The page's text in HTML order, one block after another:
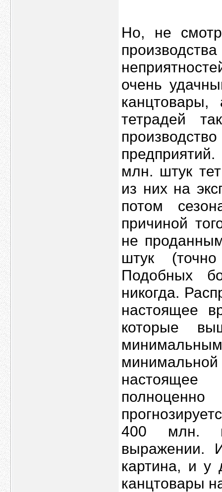
Но, не
очень
тетрадей
млн. штук
из них на
потом
причиной
не
штук
Подобных
никогда.
настоящее
которые
400 млн.
выражении.
картина, и у
канцтовары